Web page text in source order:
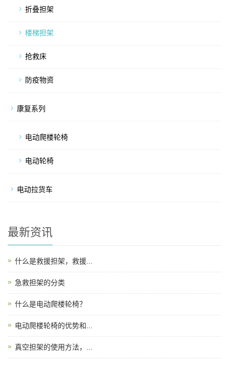
折叠担架
楼梯担架
抢救床
防疫物资
康复系列
电动爬楼轮椅
电动轮椅
电动拉货车
最新资讯
什么是救援担架，救援...
急救担架的分类
什么是电动爬楼轮椅？
电动爬楼轮椅的优势和...
真空担架的使用方法，...